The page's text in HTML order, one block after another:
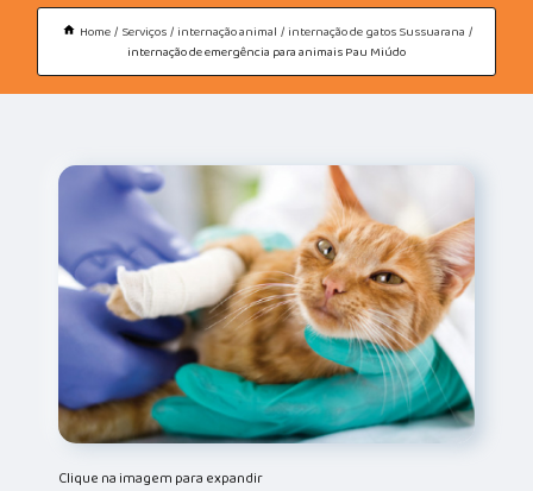
Home Serviços internação animal
internação de gatos Sussuarana
internação de emergência para animais Pau Miúdo
Clique na imagem para expandir